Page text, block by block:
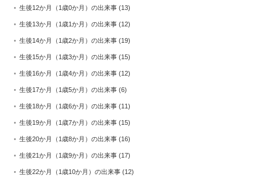
生後12か月（1歳0か月）の出来事 (13)
生後13か月（1歳1か月）の出来事 (12)
生後14か月（1歳2か月）の出来事 (19)
生後15か月（1歳3か月）の出来事 (15)
生後16か月（1歳4か月）の出来事 (12)
生後17か月（1歳5か月）の出来事 (6)
生後18か月（1歳6か月）の出来事 (11)
生後19か月（1歳7か月）の出来事 (15)
生後20か月（1歳8か月）の出来事 (16)
生後21か月（1歳9か月）の出来事 (17)
生後22か月（1歳10か月）の出来事 (12)